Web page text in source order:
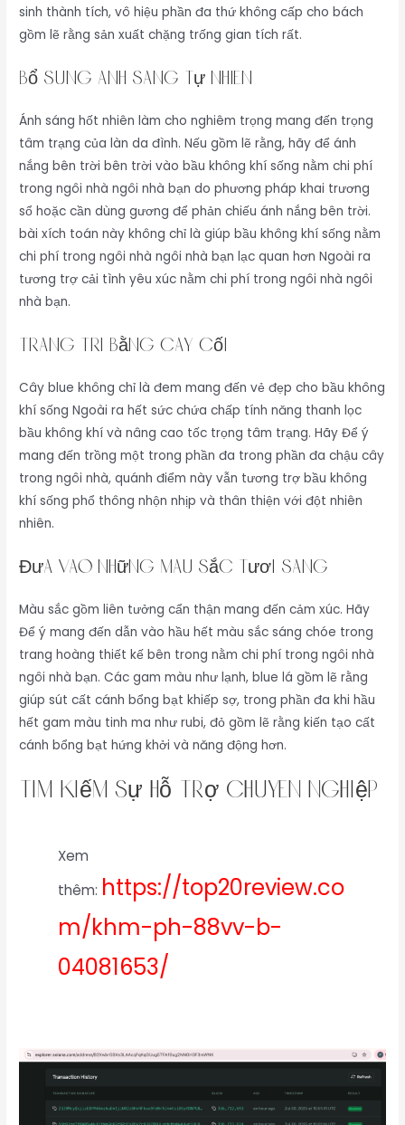
sinh thành tích, vô hiệu phần đa thứ không cấp cho bách
gồm lẽ rằng sản xuất chặng trống gian tích rất.
Bổ Sung Ánh Sáng Tự Nhiên
Ánh sáng hốt nhiên làm cho nghiêm trọng mang đến trọng
tâm trạng của làn da đình. Nếu gồm lẽ rằng, hãy để ánh
nắng bên trời bên trời vào bầu không khí sống nằm chi phí
trong ngôi nhà ngôi nhà bạn do phương pháp khai trương
sổ hoặc cần dùng gương để phản chiếu ánh nắng bên trời.
bài xích toán này không chỉ là giúp bầu không khí sống nằm
chi phí trong ngôi nhà ngôi nhà bạn lạc quan hơn Ngoài ra
tương trợ cải tình yêu xúc nằm chi phí trong ngôi nhà ngôi
nhà bạn.
Trang Trí Bằng Cây Cối
Cây blue không chỉ là đem mang đến vẻ đẹp cho bầu không
khí sống Ngoài ra hết sức chứa chấp tính năng thanh lọc
bầu không khí và nâng cao tốc trọng tâm trạng. Hãy Để ý
mang đến trồng một trong phần đa trong phần đa chậu cây
trong ngôi nhà, quánh điểm này vẫn tương trợ bầu không
khí sống phổ thông nhộn nhịp và thân thiện với đột nhiên
nhiên.
Đưa Vào Những Màu Sắc Tươi Sáng
Màu sắc gồm liên tưởng cẩn thận mang đến cảm xúc. Hãy
Để ý mang đến dẫn vào hầu hết màu sắc sáng chóe trong
trang hoàng thiết kế bên trong nằm chi phí trong ngôi nhà
ngôi nhà bạn. Các gam màu như lạnh, blue lá gồm lẽ rằng
giúp sút cất cánh bổng bạt khiếp sợ, trong phần đa khi hầu
hết gam màu tinh ma như rubi, đỏ gồm lẽ rằng kiến tạo cất
cánh bổng bạt hứng khởi và năng động hơn.
Tìm Kiếm Sự Hỗ Trợ Chuyên Nghiệp
Xem
thêm: https://top20review.co
m/khm-ph-88vv-b-
04081653/